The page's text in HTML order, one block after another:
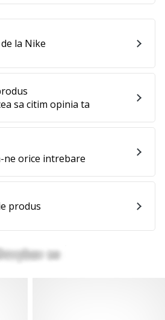
sa citim opinia ta
ne orice intrebare
produs
la Nike